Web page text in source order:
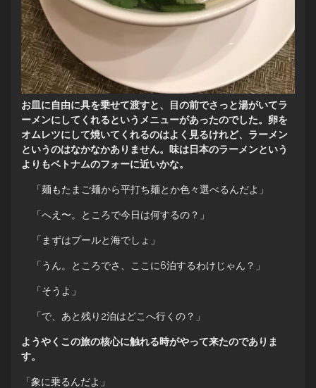
お皿に自由に具を乗せて渡すと、目の前でさっと湯がいてラ
ーメンにしてくれるというメニューがあったのでした。卵を
オムレツにして焼いてくれるのはよく見るけれど、ラーメン
というのはなかなかありません。味は日本のラーメンという
よりもベトナムのフォーに近いかな。
「麺もたまご麺から平打ち麺とか色々選べるんだよ」
「へえ〜。ところで今日は何するの？」
「まずはプールと海でしょ」
「うん。ところでさ、ここに6泊するわけじゃん？」
「そうよ」
「で、あと残り2泊はどこへ行くの？」
ようやくこの旅の核心に触れる時がやって来たのでありま
す。
「象に乗るんだよ」